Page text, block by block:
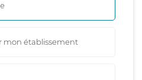
mon établissement